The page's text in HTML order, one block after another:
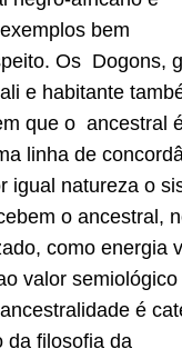
bem
Os Dogons,
e habitante
que o ancestral
linha de
igual natureza o
o ancestral,
como energia
valor
é
da filosofia da